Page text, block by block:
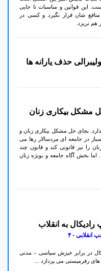
این قوانین و مناسبات تا جایی
شان قرار نگیرد و کسی در
نریزد.
حذف یارانه ها
مشکل بیکاری زنان
بجای حل مشکل بیکاری زنان و
در جامعه ای مردسالار رها می
را نیز قانونی کند و قانون چند
بخش آگاه جامعه و بویژه زنان
به انقلاب
- ۴
در برابر خیزش سیاسی – مدنی
رفرمیستی می پردازد ...